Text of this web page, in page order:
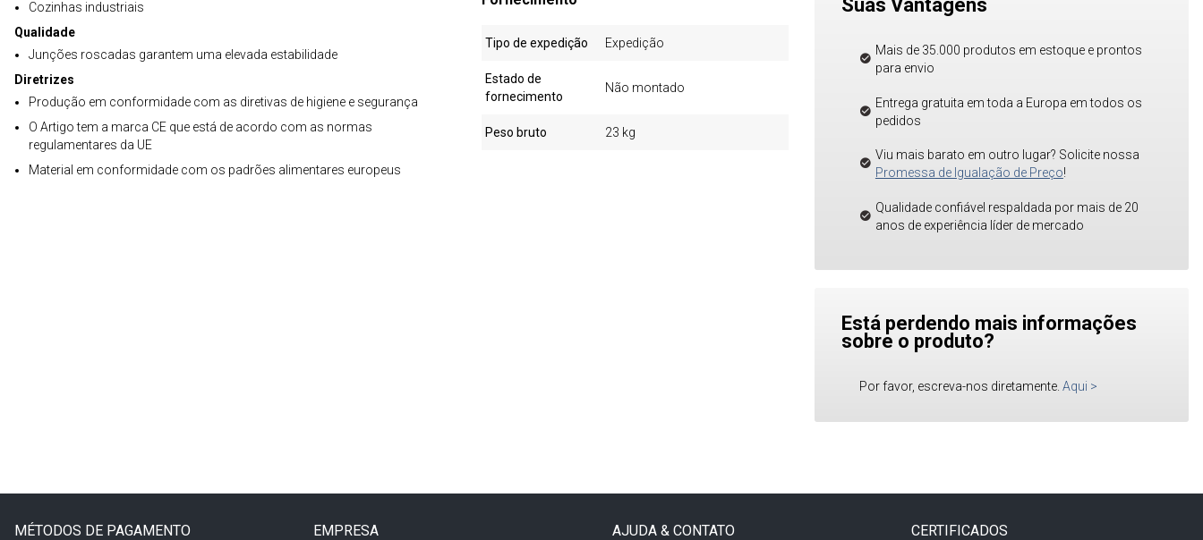
Cozinhas industriais
Qualidade
Junções roscadas garantem uma elevada estabilidade
Diretrizes
Produção em conformidade com as diretivas de higiene e segurança
O Artigo tem a marca CE que está de acordo com as normas
regulamentares da UE
Material em conformidade com os padrões alimentares europeus
Tipo de expedição Expedição
Estado de
fornecimento
Não montado
Peso bruto 23 kg
Suas Vantagens
Mais de 35.000 produtos em estoque e prontos
para envio
Entrega gratuita em toda a Europa em todos os
pedidos
Viu mais barato em outro lugar? Solicite nossa
Promessa de Igualação de Preço!
Qualidade confiável respaldada por mais de 20
anos de experiência líder de mercado
Está perdendo mais informações
sobre o produto?
Por favor, escreva-nos diretamente. Aqui >
MÉTODOS DE PAGAMENTO EMPRESA AJUDA & CONTATO CERTIFICADOS